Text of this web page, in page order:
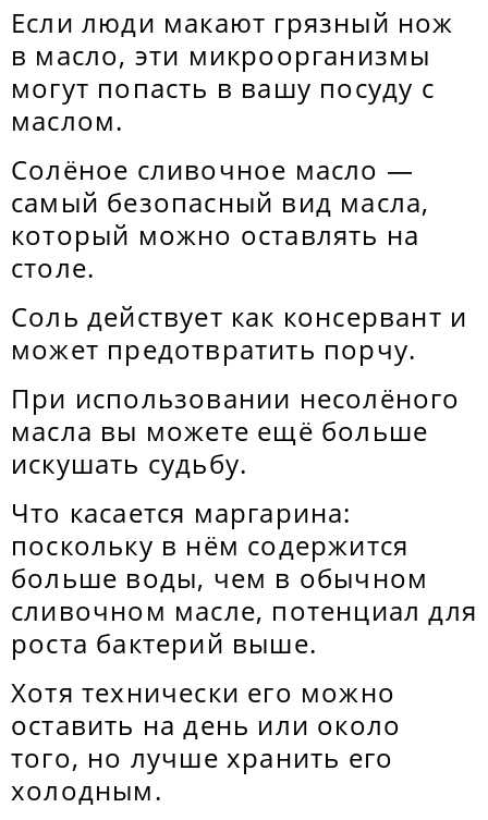
Если люди макают грязный нож
в масло, эти микроорганизмы
могут попасть в вашу посуду с
маслом.
Солёное сливочное масло —
самый безопасный вид масла,
который можно оставлять на
столе.
Соль действует как консервант и
может предотвратить порчу.
При использовании несолёного
масла вы можете ещё больше
искушать судьбу.
Что касается маргарина:
поскольку в нём содержится
больше воды, чем в обычном
сливочном масле, потенциал для
роста бактерий выше.
Хотя технически его можно
оставить на день или около
того, но лучше хранить его
холодным.